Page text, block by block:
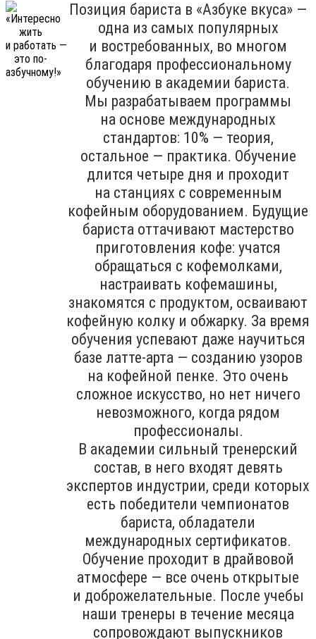
Позиция бариста в «Азбуке вкуса» —
одна из самых популярных
и востребованных, во многом
благодаря профессиональному
обучению в академии бариста.
Мы разрабатываем программы
на основе международных
стандартов: 10% — теория,
остальное — практика. Обучение
длится четыре дня и проходит
на станциях с современным
кофейным оборудованием. Будущие
бариста оттачивают мастерство
приготовления кофе: учатся
обращаться с кофемолками,
настраивать кофемашины,
знакомятся с продуктом, осваивают
кофейную колку и обжарку. За время
обучения успевают даже научиться
базе латте-арта — созданию узоров
на кофейной пенке. Это очень
сложное искусство, но нет ничего
невозможного, когда рядом
профессионалы.
В академии сильный тренерский
состав, в него входят девять
экспертов индустрии, среди которых
есть победители чемпионатов
бариста, обладатели
международных сертификатов.
Обучение проходит в драйвовой
атмосфере — все очень открытые
и доброжелательные. После учебы
наши тренеры в течение месяца
сопровождают выпускников